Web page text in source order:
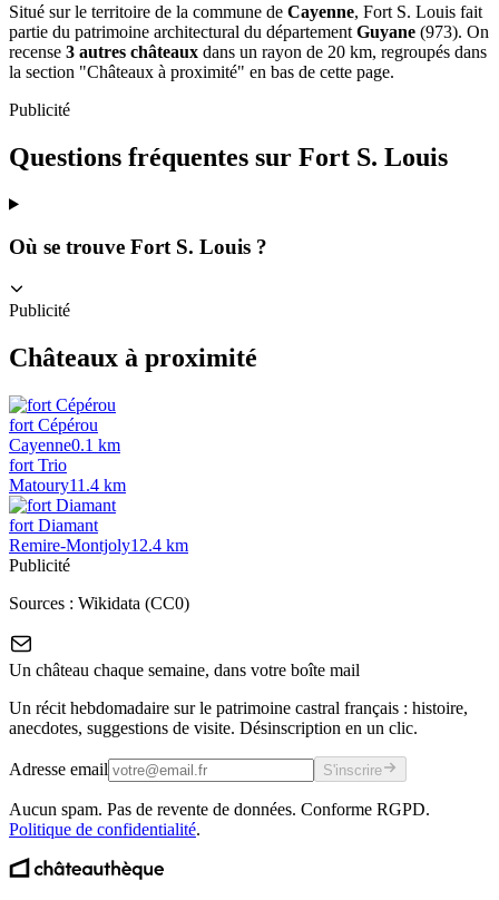
Situé sur le territoire de la commune de Cayenne, Fort S. Louis fait
partie du patrimoine architectural du département Guyane (973). On
recense 3 autres châteaux dans un rayon de 20 km, regroupés dans
la section "Châteaux à proximité" en bas de cette page.
Publicité
Questions fréquentes sur Fort S. Louis
Où se trouve Fort S. Louis ?
Publicité
Châteaux à proximité
fort Cépérou
Cayenne0.1 km
fort Trio
Matoury11.4 km
fort Diamant
Remire-Montjoly12.4 km
Publicité
Sources : Wikidata (CC0)
Un château chaque semaine, dans votre boîte mail
Un récit hebdomadaire sur le patrimoine castral français : histoire,
anecdotes, suggestions de visite. Désinscription en un clic.
Adresse email S'inscrire
Aucun spam. Pas de revente de données. Conforme RGPD.
Politique de confidentialité.